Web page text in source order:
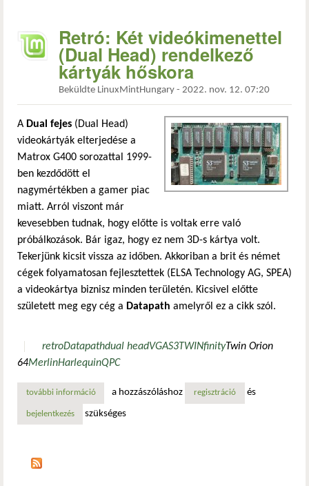
Retró: Két videókimenettel
(Dual Head) rendelkező
kártyák hőskora
Beküldte LinuxMintHungary - 2022. nov. 12. 07:20
A Dual fejes (Dual Head)
videokártyák elterjedése a
Matrox G400 sorozattal 1999-
ben kezdődött el
nagymértékben a gamer piac
miatt. Arról viszont már
kevesebben tudnak, hogy előtte is voltak erre való
próbálkozások. Bár igaz, hogy ez nem 3D-s kártya volt.
Tekerjünk kicsit vissza az időben. Akkoriban a brit és német
cégek folyamatosan fejlesztettek (ELSA Technology AG, SPEA)
a videokártya biznisz minden területén. Kicsivel előtte
született meg egy cég a Datapath amelyről ez a cikk szól.
retroDatapathdual headVGAS3TWINfinityTwin Orion
64MerlinHarlequinQPC
további információretró: két videókimenettel (dual head) rendelkező kártyák
a hozzászóláshoz regisztráció és
bejelentkezés szükséges